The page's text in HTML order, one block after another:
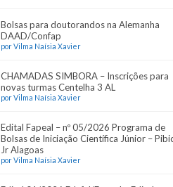
Bolsas para doutorandos na Alemanha
DAAD/Confap
por Vilma Naísia Xavier
CHAMADAS SIMBORA – Inscrições para
novas turmas Centelha 3 AL
por Vilma Naísia Xavier
Edital Fapeal – nº 05/2026 Programa de
Bolsas de Iniciação Científica Júnior –
Jr Alagoas
por Vilma Naísia Xavier